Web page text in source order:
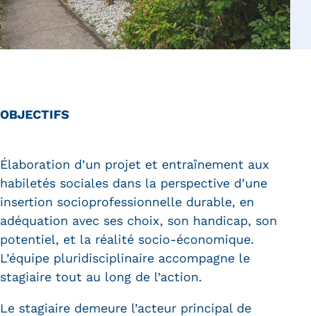
OBJECTIFS
Élaboration d’un projet et entraînement aux
habiletés sociales dans la perspective d’une
insertion socioprofessionnelle durable, en
adéquation avec ses choix, son handicap, son
potentiel, et la réalité socio-économique.
L’équipe pluridisciplinaire accompagne le
stagiaire tout au long de l’action.
Le stagiaire demeure l’acteur principal de